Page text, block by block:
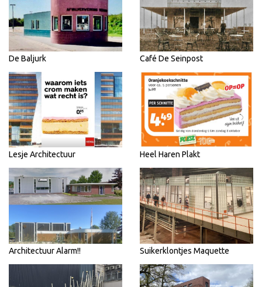
De Baljurk Café De Seinpost
Lesje Architectuur Heel Haren Plakt
Architectuur Alarm!! Suikerklontjes Maquette